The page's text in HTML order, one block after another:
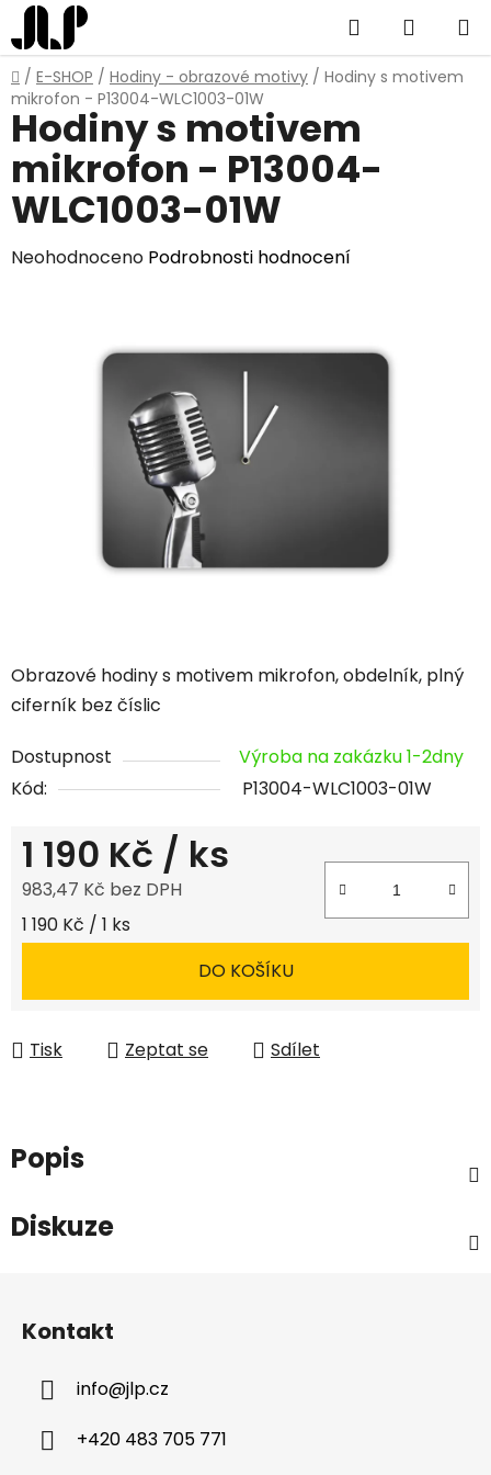
Přejít
na
obsah
Hledat
KOŠÍK
Domů
/ E-SHOP / Hodiny - obrazové motivy / Hodiny s motivem
mikrofon - P13004-WLC1003-01W
Obrazové hodiny s motivem mikrofon, obdelník, plný
ciferník bez číslic
Dostupnost
Výroba na zakázku 1-2dny
Kód:
P13004-WLC1003-01W
1 190 Kč / ks
983,47 Kč bez DPH
Měrná cena:
1 190 Kč / 1 ks
DO KOŠÍKU
Tisk Zeptat se Sdílet
Hodiny s motivem
mikrofon - P13004-
WLC1003-01W
Průměrné
Neohodnoceno Podrobnosti hodnocení
Popis
Diskuze
Kontakt
info@jlp.cz
+420 483 705 771